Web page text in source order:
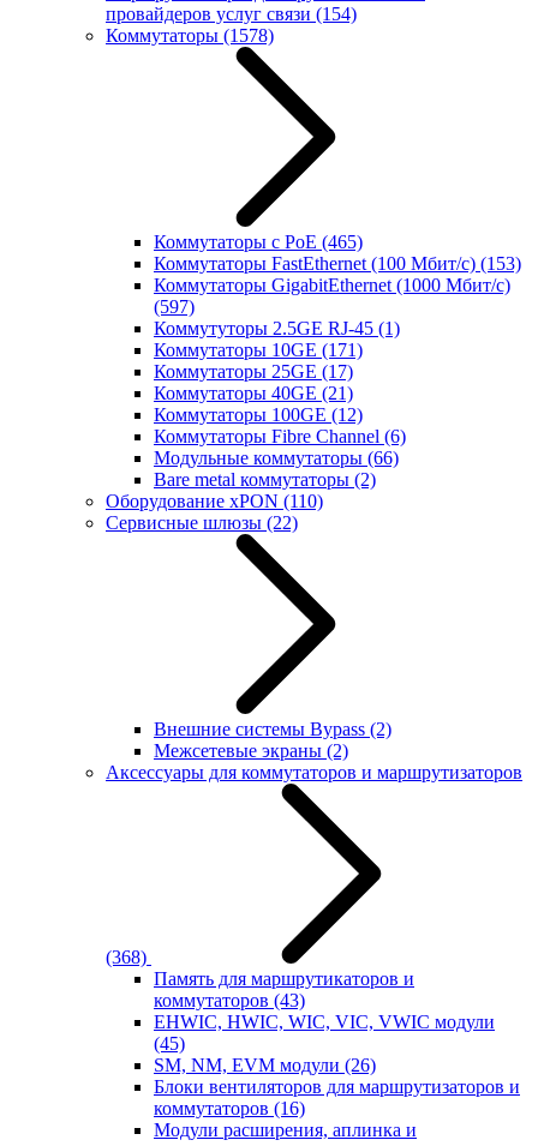
провайдеров услуг связи (154)
Коммутаторы (1578)
Коммутаторы с PoE (465)
Коммутаторы FastEthernet (100 Мбит/с) (153)
Коммутаторы GigabitEthernet (1000 Мбит/с)
(597)
Коммутуторы 2.5GE RJ-45 (1)
Коммутаторы 10GE (171)
Коммутаторы 25GE (17)
Коммутаторы 40GE (21)
Коммутаторы 100GE (12)
Коммутаторы Fibre Channel (6)
Модульные коммутаторы (66)
Bare metal коммутаторы (2)
Оборудование xPON (110)
Сервисные шлюзы (22)
Внешние системы Bypass (2)
Межсетевые экраны (2)
Аксессуары для коммутаторов и маршрутизаторов
(368)
Память для маршрутикаторов и
коммутаторов (43)
EHWIC, HWIC, WIC, VIC, VWIC модули
(45)
SM, NM, EVM модули (26)
Блоки вентиляторов для маршрутизаторов и
коммутаторов (16)
Модули расширения, аплинка и